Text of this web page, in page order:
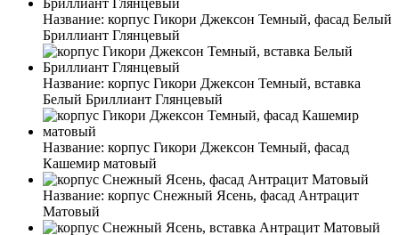
Название: корпус Гикори Джексон Темный, фасад Белый
Бриллиант Глянцевый
Название: корпус Гикори Джексон Темный, вставка
Белый Бриллиант Глянцевый
Название: корпус Гикори Джексон Темный, фасад
Кашемир матовый
Название: корпус Снежный Ясень, фасад Антрацит
Матовый